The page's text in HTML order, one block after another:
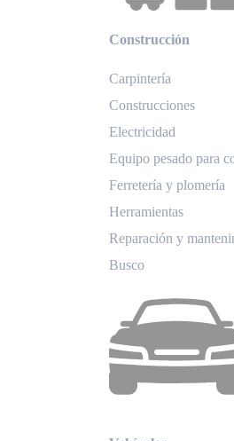
Construcción
Carpintería
Construcciones
Electricidad
Equipo pesado para
Ferretería y plomería
Herramientas
Reparación y
Busco